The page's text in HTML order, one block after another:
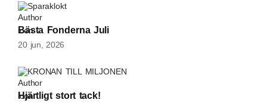
Sparaklokt
Bästa Fonderna Juli
20 jun, 2026
KRONAN TILL MILJONEN
Hjärtligt stort tack!